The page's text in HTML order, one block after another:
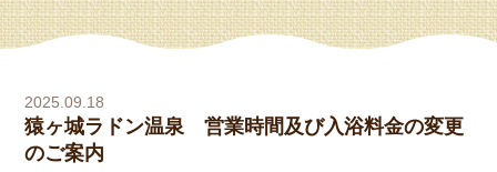
2025.09.18
猿ヶ城ラドン温泉 営業時間及び入浴料金の変更
のご案内